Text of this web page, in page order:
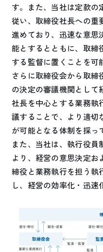
す。また、当社は定款の
従い、取締役社長への重
進めており、迅速な意思
能とするとともに、取締
する監督に置くことを可
さらに取締役会から取締
の決定の審議機関として
社長を中心とする業務執
議することで、より適切
が可能となる体制を採っ
また、当社は、執行役員
より、経営の意思決定
締役と業務執行を担う執
し、経営の効率化・迅速